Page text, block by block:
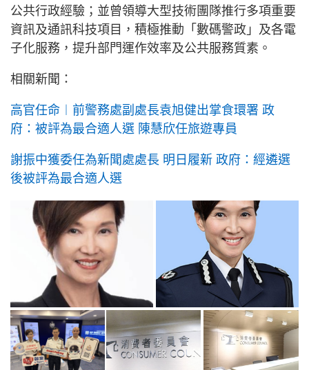
公共行政經驗；並曾領導大型技術團隊推行多項重要
資訊及通訊科技項目，積極推動「數碼警政」及各電
子化服務，提升部門運作效率及公共服務質素。
相關新聞：
高官任命︱前警務處副處長袁旭健出掌食環署 政
府：被評為最合適人選 陳慧欣任旅遊專員
謝振中獲委任為新聞處處長 明日履新 政府：經遴選
後被評為最合適人選